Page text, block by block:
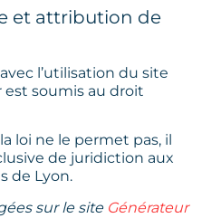
et attribution de
l’utilisation du site
est soumis au droit
loi ne le permet pas, il
de juridiction aux
de Lyon.
sur le site Générateur